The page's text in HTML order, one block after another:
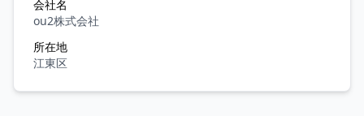
会社名
ou2株式会社
所在地
江東区